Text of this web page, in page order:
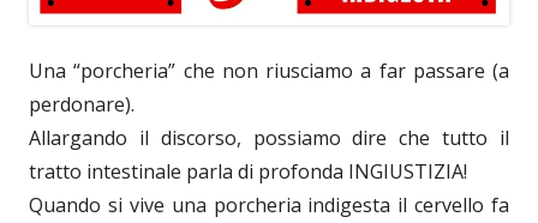
Una “porcheria” che non riusciamo a far passare (a
perdonare).
Allargando il discorso, possiamo dire che tutto il
tratto intestinale parla di profonda INGIUSTIZIA!
Quando si vive una porcheria indigesta il cervello fa